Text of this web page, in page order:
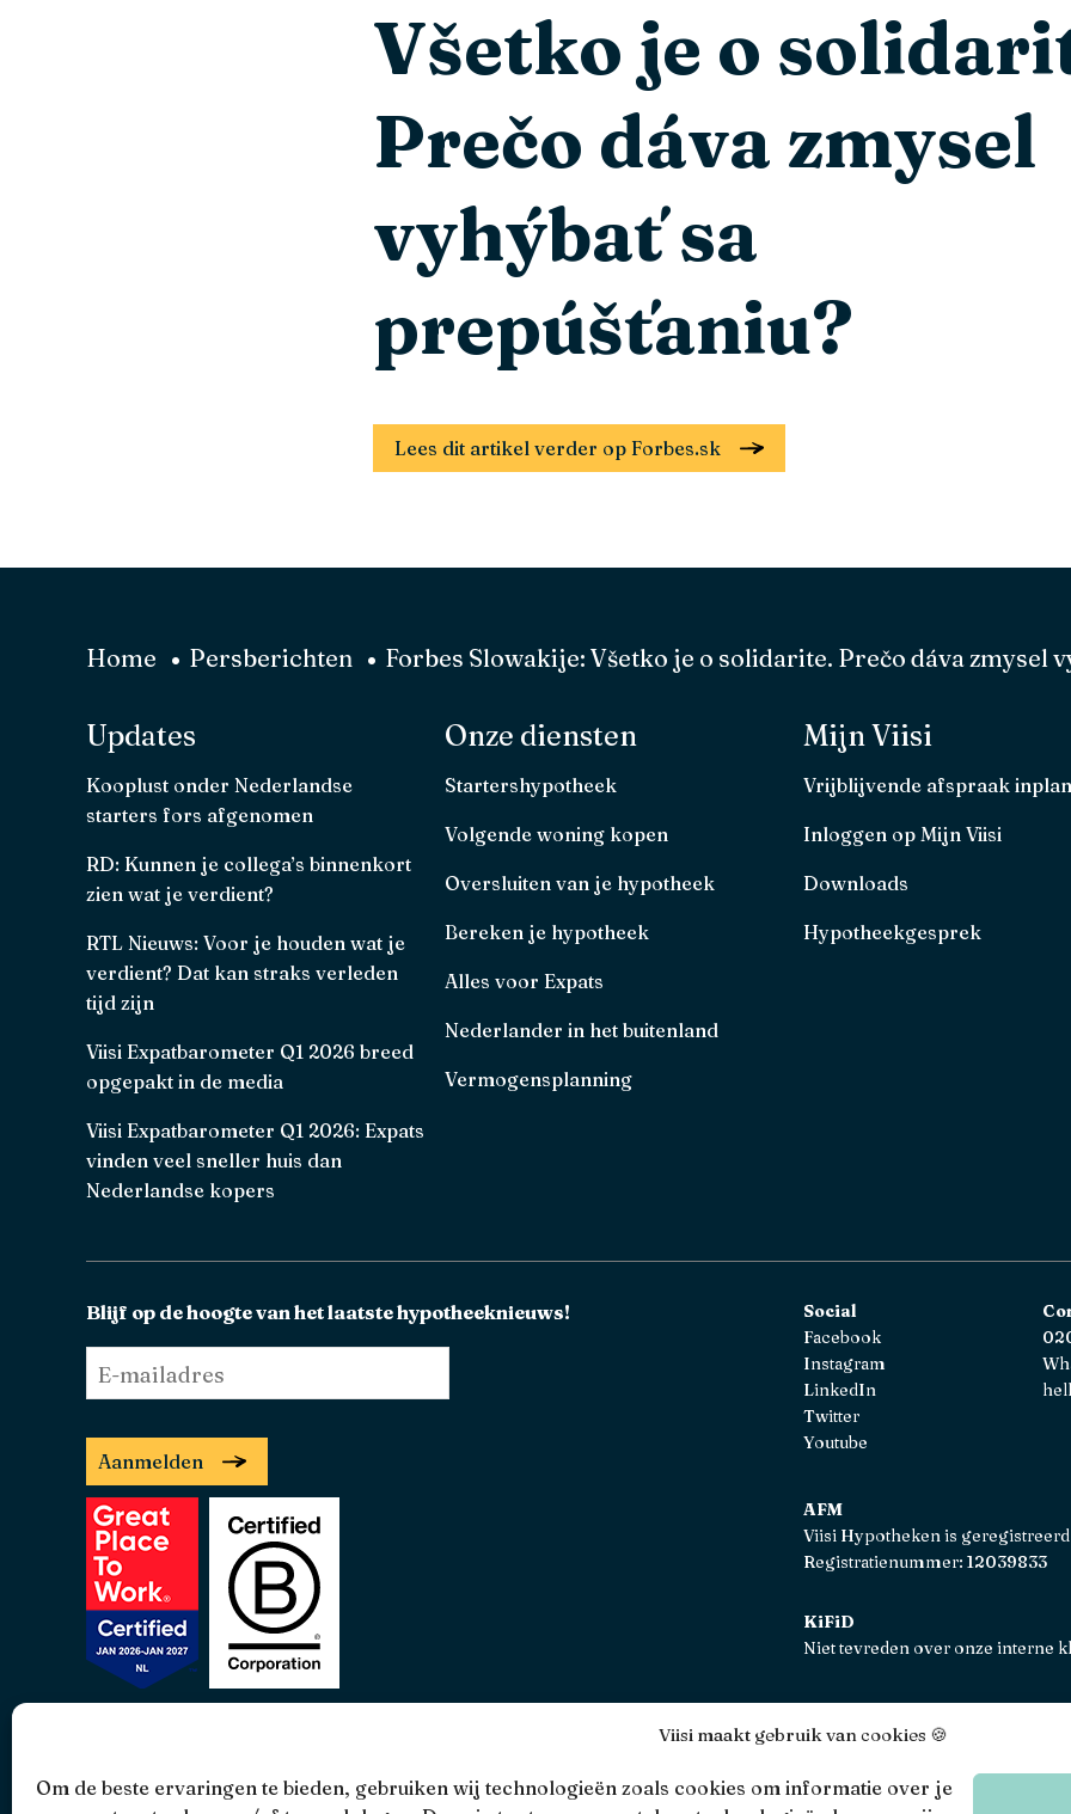
Viisi maakt gebruik van cookies 🍪
Om de beste ervaringen te bieden, gebruiken wij technologieën zoals cookies om informatie over je
Všetko je o
Prečo dáva zmysel
vyhýbať sa
prepúšťaniu?
Lees dit artikel verder op Forbes.sk
Home Persberichten Forbes Slowakije: Všetko je o solidarite. Prečo dáva zmysel
Updates
Kooplust onder Nederlandse
starters fors afgenomen
RD: Kunnen je collega’s binnenkort
zien wat je verdient?
RTL Nieuws: Voor je houden wat je
verdient? Dat kan straks verleden
tijd zijn
Viisi Expatbarometer Q1 2026 breed
opgepakt in de media
Viisi Expatbarometer Q1 2026: Expats
vinden veel sneller huis dan
Nederlandse kopers
Onze diensten
Startershypotheek
Volgende woning kopen
Oversluiten van je hypotheek
Bereken je hypotheek
Alles voor Expats
Nederlander in het buitenland
Vermogensplanning
Mijn Viisi
Vrijblijvende afspraak
Inloggen op Mijn Viisi
Downloads
Hypotheekgesprek
Blijf op de hoogte van het laatste hypotheeknieuws!
E-
mailadres *
Aanmelden
Social
Facebook
Instagram
LinkedIn
Twitter
Youtube
AFM
Viisi Hypotheken is
Registratienummer: 12039833
KiFiD
Niet tevreden over onze interne